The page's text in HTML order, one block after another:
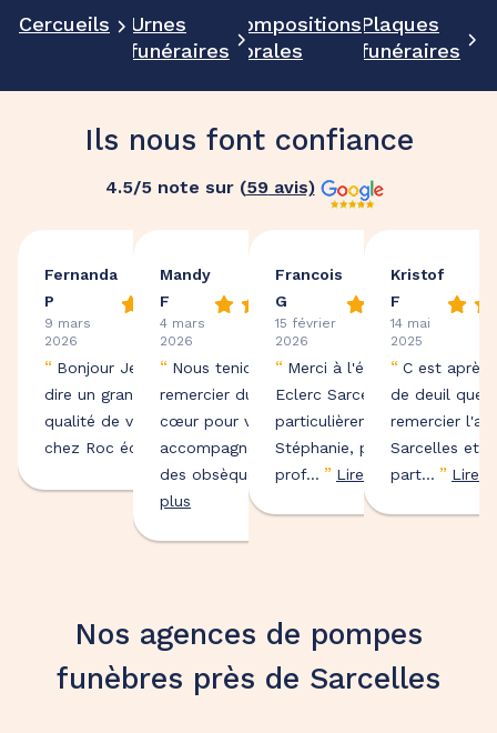
Cercueils
Urnes
funéraires
Compositions
florales
Plaques
funéraires
Ils nous font confiance
4.5/5 note sur (59avis)
Fernanda
P
9 mars
2026
“ Bonjour Je voulais vous
dire un grand merci pour la
qualité de votre service
chez Roc écl...
” Lire plus
Mandy
F
4 mars
2026
“ Nous tenions à vous
remercier du fond du
cœur pour votre
accompagnement lors
des obsèques ... ” Lire
plus
Francois
G
15 février
2026
“ Merci à l'équipe de ROC
Eclerc Sarcelles et plus
particulièrement
Stéphanie, pour son
prof... ” Lire plus
Kristof
F
14 mai
2025
“ C est après
de deuil que
remercier
Sarcelles et
part... ” Lire
Nos agences de pompes
funèbres près de Sarcelles